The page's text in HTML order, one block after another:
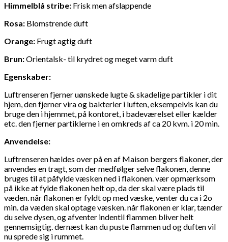
Himmelblå stribe: Frisk men afslappende
Rosa: Blomstrende duft
Orange: Frugt agtig duft
Brun:Orientalsk- til krydret og meget varm duft
Egenskaber:
Luftrenseren fjerner uønskede lugte & skadelige partikler i dit
hjem, den fjerner vira og bakterier i luften, eksempelvis kan du
bruge den i hjemmet, på kontoret, i badeværelset eller kælder
etc. den fjerner partiklerne i en omkreds af ca 20 kvm. i 20 min.
Anvendelse:
Luftrenseren hældes over på en af Maison bergers flakoner, der
anvendes en tragt, som der medfølger selve flakonen, denne
bruges til at påfylde væsken ned i flakonen. vær opmærksom
på ikke at fylde flakonen helt op, da der skal være plads til
væden. når flakonen er fyldt op med væske, venter du ca i 2o
min. da væden skal optage væsken. når flakonen er klar, tænder
du selve dysen, og afventer indentil flammen bliver helt
gennemsigtig. dernæst kan du puste flammen ud og duften vil
nu sprede sig i rummet.